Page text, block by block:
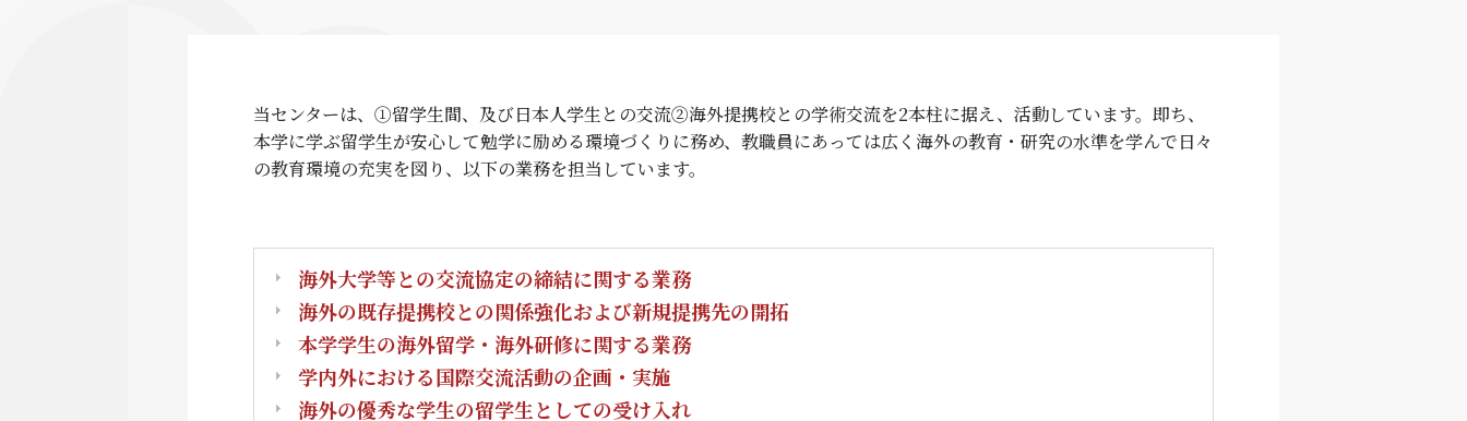
当センターは、①留学生間、及び日本人学生との交流②海外提携校との学術交流を2本柱に据え、活動しています。即ち、
本学に学ぶ留学生が安心して勉学に励める環境づくりに務め、教職員にあっては広く海外の教育・研究の水準を学んで日々
の教育環境の充実を図り、以下の業務を担当しています。
海外大学等との交流協定の締結に関する業務
海外の既存提携校との関係強化および新規提携先の開拓
本学学生の海外留学・海外研修に関する業務
学内外における国際交流活動の企画・実施
海外の優秀な学生の留学生としての受け入れ